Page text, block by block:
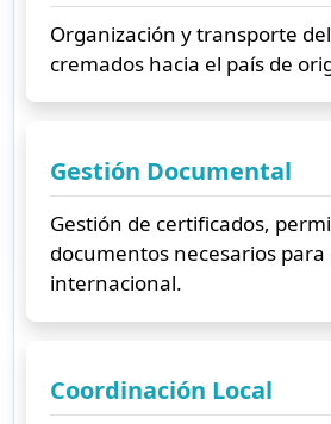
Organización y transporte
cremados hacia el país de
Gestión Documental
Gestión de certificados,
documentos necesarios
internacional.
Coordinación Local